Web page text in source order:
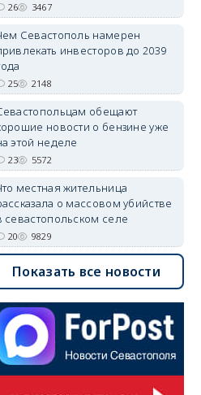
Балаклава
утвердили
застройки центра
появится туристический
с отелями и
08/2026 08:01 4642
26 3467
Севастополь намерен
инвесторов до 2039
25 2148
обещают
новости о бензине уже
этой неделе
23 5572
местная жительница
о массовом убийстве
севастопольском селе
20 9829
Показать все новости